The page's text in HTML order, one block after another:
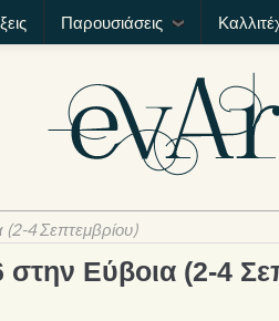
Παρουσιάσεις
4 Σεπτεμβρίου)
Εύβοια (2-4